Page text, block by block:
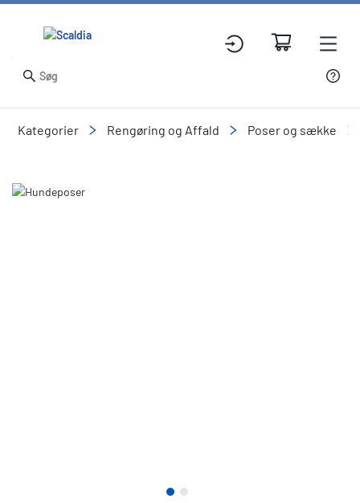
Kategorier Rengøring og Affald Poser og sække
Slide 1 of 2